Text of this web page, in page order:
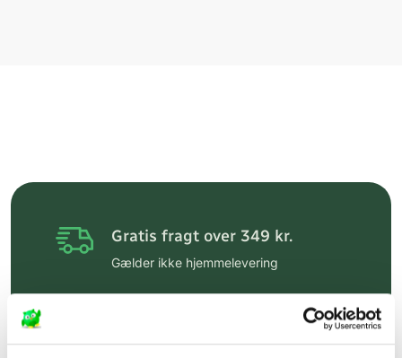
Gratis fragt over 349 kr.
Gælder ikke hjemmelevering